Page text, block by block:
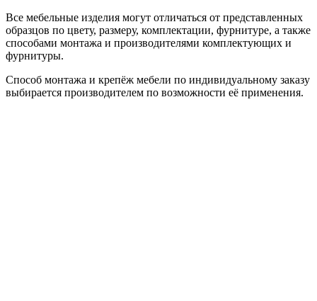
Все мебельные изделия могут отличаться от представленных
образцов по цвету, размеру, комплектации, фурнитуре, а также
способами монтажа и производителями комплектующих и
фурнитуры.
Способ монтажа и крепёж мебели по индивидуальному заказу
выбирается производителем по возможности её применения.